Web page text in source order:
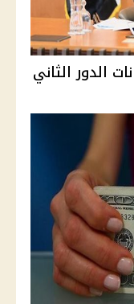
الدور الثاني